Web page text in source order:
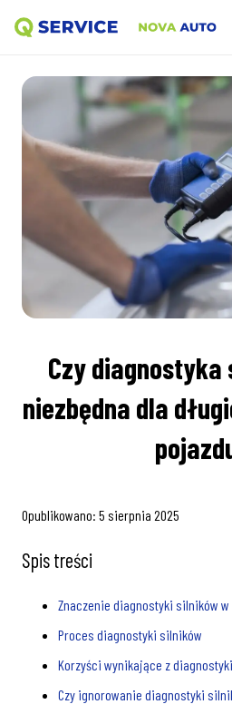
Czy
niezbędna dla
Opublikowano: 5 sierpnia 2025
Spis treści
Znaczenie diagnostyki silników
Proces diagnostyki silników
Korzyści wynikające z
Czy ignorowanie diagnostyki